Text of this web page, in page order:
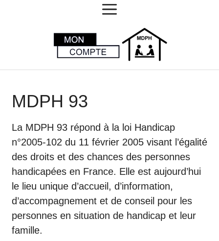
MENU
MDPH 93
La MDPH 93 répond à la loi Handicap
n°2005-102 du 11 février 2005 visant l’égalité
des droits et des chances des personnes
handicapées en France. Elle est aujourd’hui
le lieu unique d’accueil, d’information,
d’accompagnement et de conseil pour les
personnes en situation de handicap et leur
famille.